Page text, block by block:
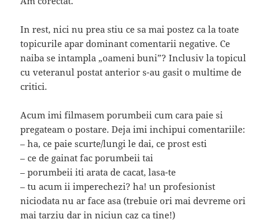
In rest, nici nu prea stiu ce sa mai postez ca la toate
topicurile apar dominant comentarii negative. Ce
naiba se intampla „oameni buni”? Inclusiv la topicul
cu veteranul postat anterior s-au gasit o multime de
critici.
Acum imi filmasem porumbeii cum cara paie si
pregateam o postare. Deja imi inchipui comentariile:
– ha, ce paie scurte/lungi le dai, ce prost esti
– ce de gainat fac porumbeii tai
– porumbeii iti arata de cacat, lasa-te
– tu acum ii imperechezi? ha! un profesionist
niciodata nu ar face asa (trebuie ori mai devreme ori
mai tarziu dar in niciun caz ca tine!)